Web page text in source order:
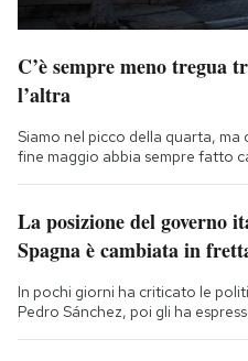
C’è sempre meno tregua
l’altra
Siamo nel picco della quarta, ma
fine maggio abbia sempre fatto
La posizione del governo
Spagna è cambiata in
In pochi giorni ha criticato le
Pedro Sánchez, poi gli ha